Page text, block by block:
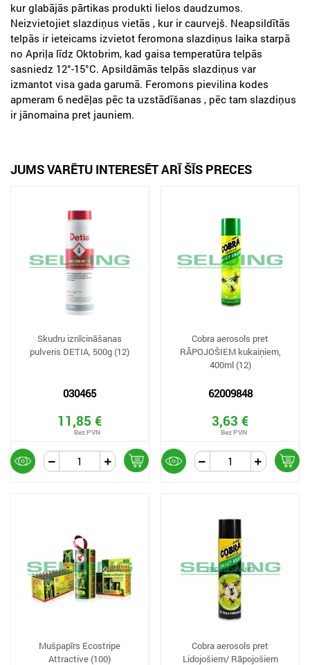
kur glabājās pārtikas produkti lielos daudzumos.
Neizvietojiet slazdiņus vietās , kur ir caurvejš. Neapsildītās
telpās ir ieteicams izvietot feromona slazdiņus laika starpā
no Apriļa līdz Oktobrim, kad gaisa temperatūra telpās
sasniedz 12°-15°C. Apsildāmās telpās slazdiņus var
izmantot visa gada garumā. Feromons pievilina kodes
apmeram 6 nedēļas pēc ta uzstādīšanas , pēc tam slazdiņus
ir jānomaina pret jauniem.
JUMS VARĒTU INTERESĒT ARĪ ŠĪS PRECES
Skudru iznīcināšanas
pulveris DETIA, 500g (12)
030465
11,85 €
Cobra aerosols pret
RĀPOJOŠIEM kukaiņiem,
400ml (12)
62009848
3,63 €
Mušpapīrs Ecostripe
Attractive (100)
Cobra aerosols pret
Lidojošiem/ Rāpojošiem